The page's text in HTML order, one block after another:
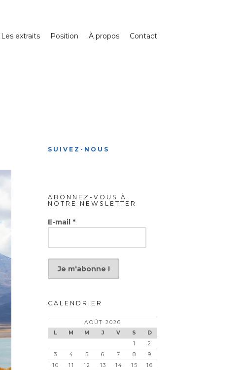
Les extraits Position À propos Contact
SUIVEZ-NOUS
ABONNEZ-VOUS À
NOTRE NEWSLETTER
E-mail *
CALENDRIER
AOÛT 2026
L
M M J V S
D
1
2
3
4 5 6 7 8
9
10
11 12 13 14 15
16